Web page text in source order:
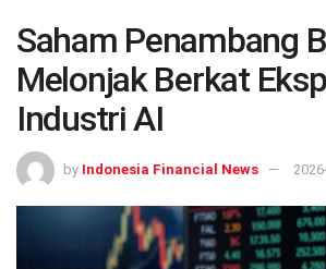
Saham Penambang
Melonjak Berkat
Industri AI
by Indonesia Financial News